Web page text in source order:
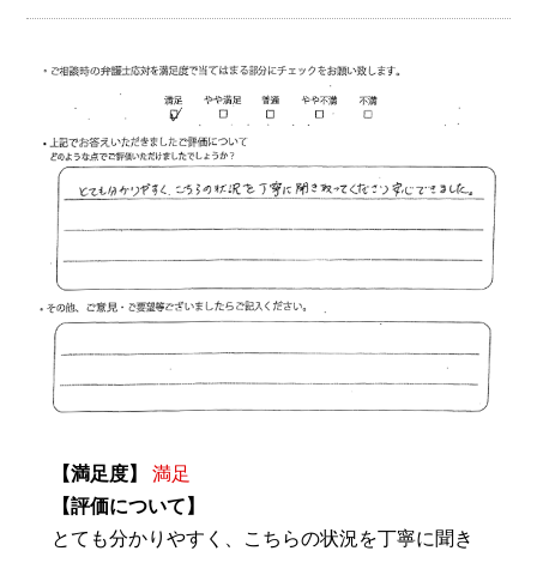
【満足度】
満足
【評価について】
とても分かりやすく、こちらの状況を丁寧に聞き